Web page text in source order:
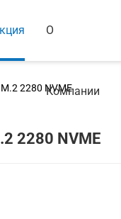
О
Компании
M.2 2280 NVME
2280 NVME